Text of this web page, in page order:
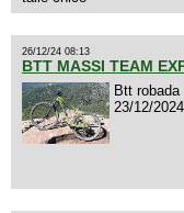
26/12/24 08:13
BTT MASSI TEAM
Btt
23/12/2024